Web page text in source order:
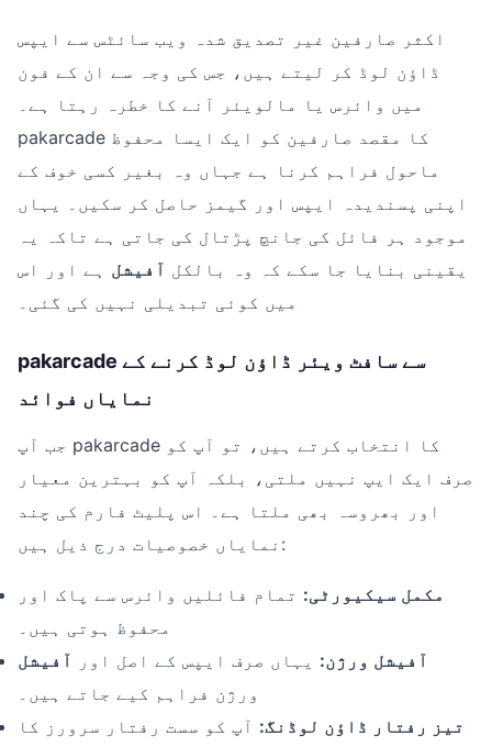
اکثر صارفین غیر تصدیق شدہ ویب سائٹس سے ایپس
ڈاؤن لوڈ کر لیتے ہیں، جس کی وجہ سے ان کے فون
میں وائرس یا مالویئر آنے کا خطرہ رہتا ہے۔
pakarcade کا مقصد صارفین کو ایک ایسا محفوظ
ماحول فراہم کرنا ہے جہاں وہ بغیر کسی خوف کے
اپنی پسندیدہ ایپس اور گیمز حاصل کر سکیں۔ یہاں
موجود ہر فائل کی جانچ پڑتال کی جاتی ہے تاکہ یہ
یقینی بنایا جا سکے کہ وہ بالکل آفیشل ہے اور اس
میں کوئی تبدیلی نہیں کی گئی۔
pakarcade سے سافٹ ویئر ڈاؤن لوڈ کرنے کے
نمایاں فوائد
جب آپ pakarcade کا انتخاب کرتے ہیں، تو آپ کو
صرف ایک ایپ نہیں ملتی، بلکہ آپ کو بہترین معیار
اور بھروسہ بھی ملتا ہے۔ اس پلیٹ فارم کی چند
نمایاں خصوصیات درج ذیل ہیں:
مکمل سیکیورٹی: تمام فائلیں وائرس سے پاک اور
محفوظ ہوتی ہیں۔
آفیشل ورژن: یہاں صرف ایپس کے اصل اور آفیشل
ورژن فراہم کیے جاتے ہیں۔
تیز رفتار ڈاؤن لوڈنگ: آپ کو سست رفتار سرورز کا